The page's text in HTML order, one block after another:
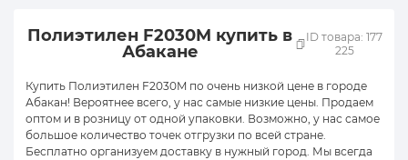
Полиэтилен F2030M купить в
Абакане
ID товара: 177
225
Купить Полиэтилен F2030M по очень низкой цене в городе
Абакан! Вероятнее всего, у нас самые низкие цены. Продаем
оптом и в розницу от одной упаковки. Возможно, у нас самое
большое количество точек отгрузки по всей стране.
Бесплатно организуем доставку в нужный город. Мы всегда